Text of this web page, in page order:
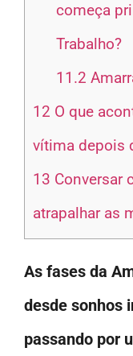
começa
Trabalho?
11.2
12 O que
vítima depois
13 Conversar
atrapalhar as
As fases da
desde sonhos
passando por